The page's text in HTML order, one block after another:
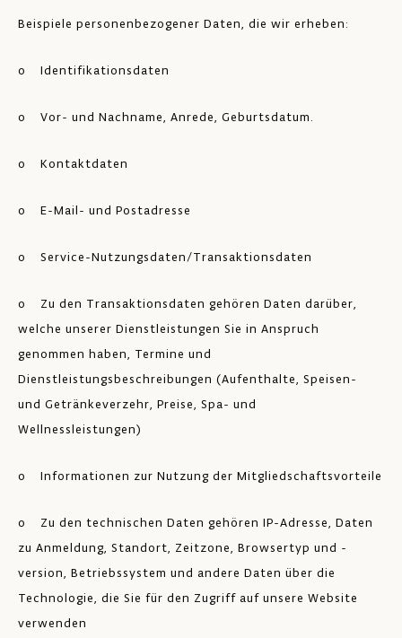
Beispiele personenbezogener Daten, die wir erheben:
o Identifikationsdaten
o Vor- und Nachname, Anrede, Geburtsdatum.
o Kontaktdaten
o E-Mail- und Postadresse
o Service-Nutzungsdaten/Transaktionsdaten
o Zu den Transaktionsdaten gehören Daten darüber,
welche unserer Dienstleistungen Sie in Anspruch
genommen haben, Termine und
Dienstleistungsbeschreibungen (Aufenthalte, Speisen-
und Getränkeverzehr, Preise, Spa- und
Wellnessleistungen)
o Informationen zur Nutzung der Mitgliedschaftsvorteile
o Zu den technischen Daten gehören IP-Adresse, Daten
zu Anmeldung, Standort, Zeitzone, Browsertyp und -
version, Betriebssystem und andere Daten über die
Technologie, die Sie für den Zugriff auf unsere Website
verwenden